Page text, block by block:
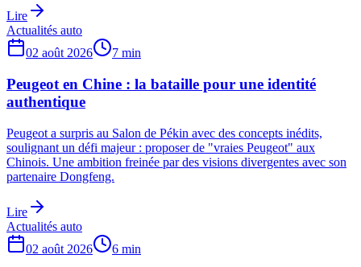
Lire
Actualités auto
02 août 2026
7 min
Peugeot en Chine : la bataille pour une identité
authentique
Peugeot a surpris au Salon de Pékin avec des concepts inédits,
soulignant un défi majeur : proposer de "vraies Peugeot" aux
Chinois. Une ambition freinée par des visions divergentes avec son
partenaire Dongfeng.
Lire
Actualités auto
02 août 2026
6 min